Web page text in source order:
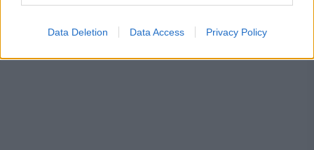
Data Deletion Data Access Privacy Policy